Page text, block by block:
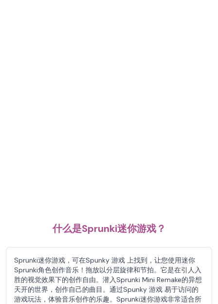
什么是Sprunki迷你游戏？
Sprunki迷你游戏，可在Spunky 游戏 上找到，让您使用迷你
Sprunki角色创作音乐！拖放以分层旋律和节拍。它是在引人入
胜的视觉效果下的创作自由。潜入Sprunki Mini Remake的异想
天开的世界，创作自己的曲目。通过Spunky 游戏 易于访问的
游戏玩法，体验音乐创作的乐趣。Sprunki迷你游戏非常适合所